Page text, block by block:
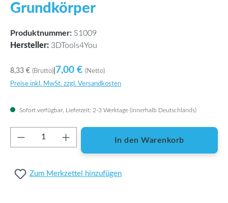
Grundkörper
Produktnummer: S1009
Hersteller: 3DTools4You
8,33 € (Brutto) 7,00 € (Netto)
Preise inkl. MwSt. zzgl. Versandkosten
Sofort verfügbar, Lieferzeit: 2-3 Werktage (innerhalb Deutschlands)
Produkt Anzahl: Gib den gewünschten
In den Warenkorb
Zum Merkzettel hinzufügen